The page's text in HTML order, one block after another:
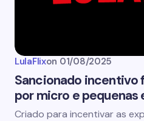
LulaFlixon 01/08/2025
Sancionado incentivo
por micro e pequenas
Criado para incentivar as